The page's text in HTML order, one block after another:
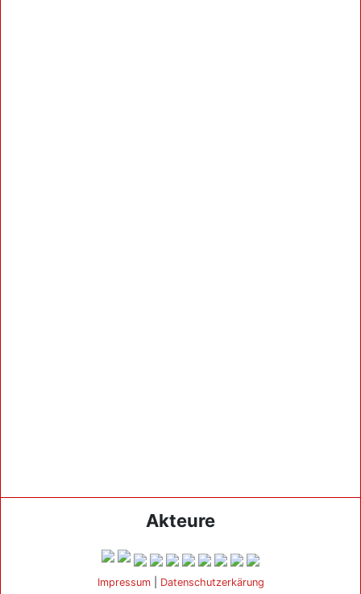
Akteure
Impressum| Datenschutzerkärung